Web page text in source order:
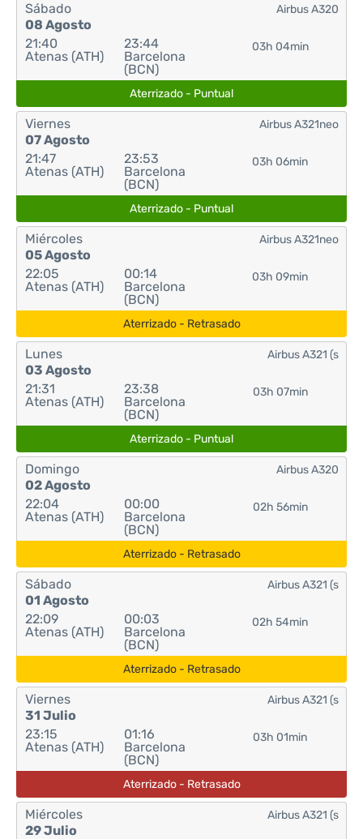
Sábado
08 Agosto
21:40
Atenas (ATH)
23:44
Barcelona
(BCN)
03h 04min
Airbus A320
Aterrizado - Puntual
Viernes
07 Agosto
21:47
Atenas (ATH)
23:53
Barcelona
(BCN)
03h 06min
Airbus A321neo
Aterrizado - Puntual
Miércoles
05 Agosto
22:05
Atenas (ATH)
00:14
Barcelona
(BCN)
03h 09min
Airbus A321neo
Aterrizado - Retrasado
Lunes
03 Agosto
21:31
Atenas (ATH)
23:38
Barcelona
(BCN)
03h 07min
Airbus A321 (s
Aterrizado - Puntual
Domingo
02 Agosto
22:04
Atenas (ATH)
00:00
Barcelona
(BCN)
02h 56min
Airbus A320
Aterrizado - Retrasado
Sábado
01 Agosto
22:09
Atenas (ATH)
00:03
Barcelona
(BCN)
02h 54min
Airbus A321 (s
Aterrizado - Retrasado
Viernes
31 Julio
23:15
Atenas (ATH)
01:16
Barcelona
(BCN)
03h 01min
Airbus A321 (s
Aterrizado - Retrasado
Miércoles
29 Julio
Airbus A321 (s